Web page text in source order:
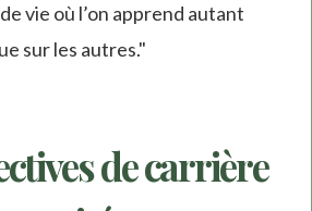
vie où l’on apprend autant
sur les autres."
de carrière